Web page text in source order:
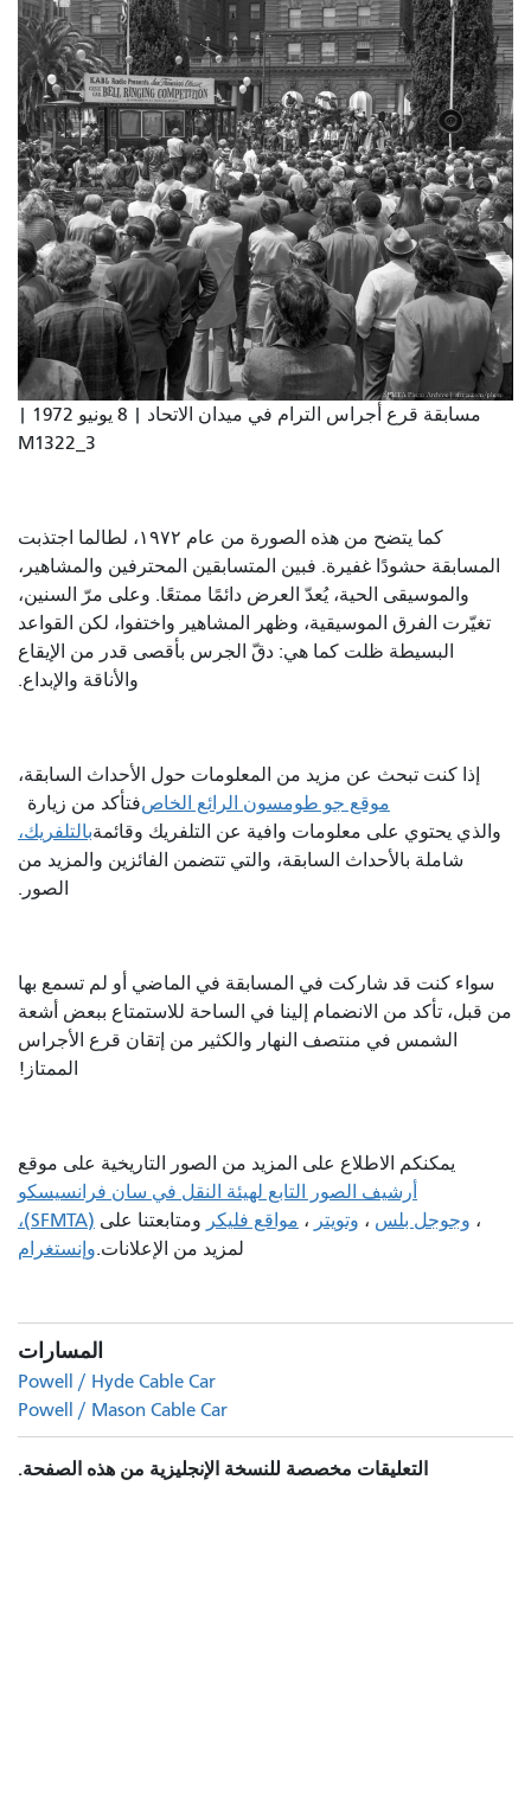
مسابقة قرع أجراس الترام في ميدان الاتحاد | 8 يونيو 1972 |
M1322_3
كما يتضح من هذه الصورة من عام ١٩٧٢، لطالما اجتذبت
المسابقة حشودًا غفيرة. فبين المتسابقين المحترفين والمشاهير،
والموسيقى الحية، يُعدّ العرض دائمًا ممتعًا. وعلى مرّ السنين،
تغيّرت الفرق الموسيقية، وظهر المشاهير واختفوا، لكن القواعد
البسيطة ظلت كما هي: دقّ الجرس بأقصى قدر من الإيقاع
والأناقة والإبداع.
إذا كنت تبحث عن مزيد من المعلومات حول الأحداث السابقة،
فتأكد من زيارةموقع جو طومسون الرائع الخاص
بالتلفريك،والذي يحتوي على معلومات وافية عن التلفريك وقائمة
شاملة بالأحداث السابقة، والتي تتضمن الفائزين والمزيد من
الصور.
سواء كنت قد شاركت في المسابقة في الماضي أو لم تسمع بها
من قبل، تأكد من الانضمام إلينا في الساحة للاستمتاع ببعض أشعة
الشمس في منتصف النهار والكثير من إتقان قرع الأجراس
الممتاز!
يمكنكم الاطلاع على المزيد من الصور التاريخية على موقع
أرشيف الصور التابع لهيئة النقل في سان فرانسيسكو
(SFMTA)، ومتابعتنا على مواقع فليكر ، وتويتر ، وجوجل بلس ،
وإنستغراملمزيد من الإعلانات.
المسارات
Powell / Hyde Cable Car
Powell / Mason Cable Car
التعليقات مخصصة للنسخة الإنجليزية من هذه الصفحة.